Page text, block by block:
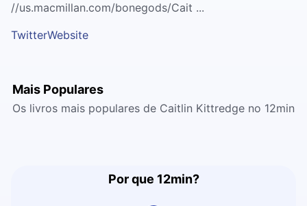
//us.macmillan.com/bonegods/Cait ...
TwitterWebsite
Mais Populares
Os livros mais populares de Caitlin Kittredge no 12min
Por que 12min?